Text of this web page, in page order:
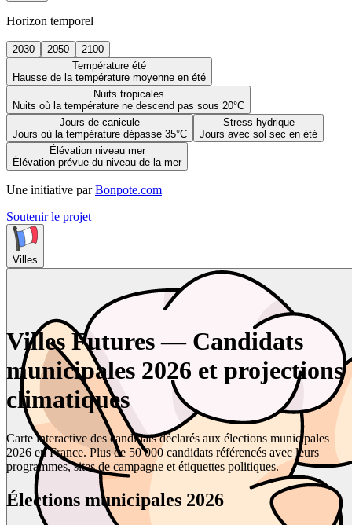
Horizon temporel
2030 2050
2100
Température été
Hausse de la température moyenne en été
Nuits tropicales
Nuits où la température ne descend pas sous 20°C
Jours de canicule
Jours où la température dépasse 35°C
Stress hydrique
Jours avec sol sec en été
Élévation niveau mer
Élévation prévue du niveau de la mer
Une initiative par Bonpote.com
Soutenir le projet
Villes
Villes Futures — Candidats
municipales 2026 et projections
climatiques
Carte interactive des candidats déclarés aux élections municipales
2026 en France. Plus de 50 000 candidats référencés avec leurs
programmes, sites de campagne et étiquettes politiques.
Élections municipales 2026